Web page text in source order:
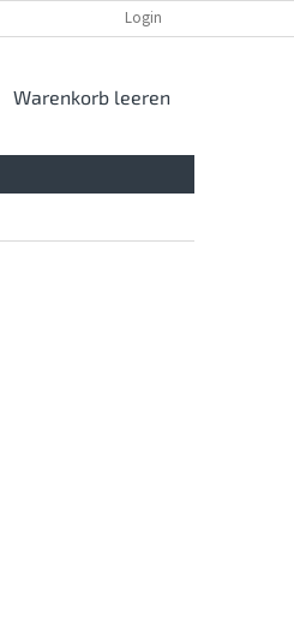
REKLAMATION UND WIDDERRUFSRECHT
Login
WARENKORB
Warenkorb leeren